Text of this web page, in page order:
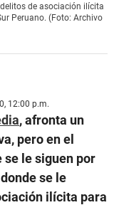
de asociación ilícita
Peruano. (Foto: Archivo
12:00 p.m.
, afronta un
pero en el
se le siguen por
se le
ilícita para